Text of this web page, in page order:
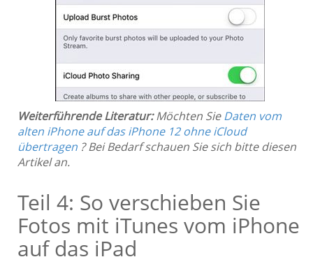
Weiterführende Literatur:Möchten SieDaten vom
alten iPhone auf das iPhone 12 ohne iCloud
übertragen ? Bei Bedarf schauen Sie sich bitte diesen
Artikel an.
Teil 4: So verschieben Sie
Fotos mit iTunes vom iPhone
auf das iPad